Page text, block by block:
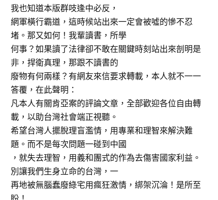
我也知道本版群吱逢中必反，
網軍橫行霸道，這時候站出來一定會被噓的慘不忍
堵。那又如何！我輩讀書，所學
何事？如果讀了法律卻不敢在關鍵時刻站出來剖明是
非，捍衛真理，那跟不讀書的
廢物有何兩樣？有網友來信要求轉載，本人就不一一
答覆，在此聲明：
凡本人有關肯亞案的評論文章，全部歡迎各位自由轉
載，以助台灣社會端正視聽。
希望台灣人擺脫理盲濫情，用專業和理智來解決難
題。而不是每次問題一碰到中國
，就失去理智，用義和團式的作為去傷害國家利益。
別讓我們生身立命的台灣，一
再地被無腦蠢廢綠宅用瘋狂激情，綁架沉淪！是所至